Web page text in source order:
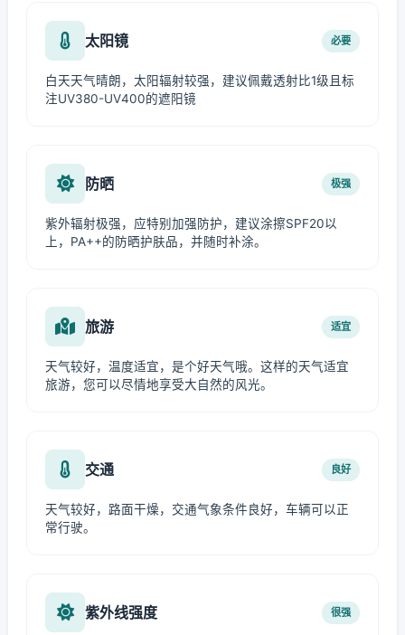
太阳镜 必要
白天天气晴朗，太阳辐射较强，建议佩戴透射比1级且标
注UV380-UV400的遮阳镜
防晒 极强
紫外辐射极强，应特别加强防护，建议涂擦SPF20以
上，PA++的防晒护肤品，并随时补涂。
旅游 适宜
天气较好，温度适宜，是个好天气哦。这样的天气适宜
旅游，您可以尽情地享受大自然的风光。
交通 良好
天气较好，路面干燥，交通气象条件良好，车辆可以正
常行驶。
紫外线强度 很强